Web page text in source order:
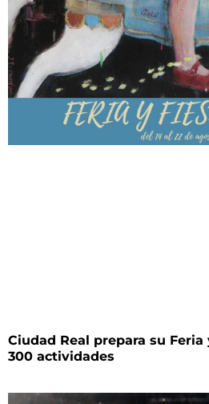
Ciudad Real prepara su Feria
300 actividades